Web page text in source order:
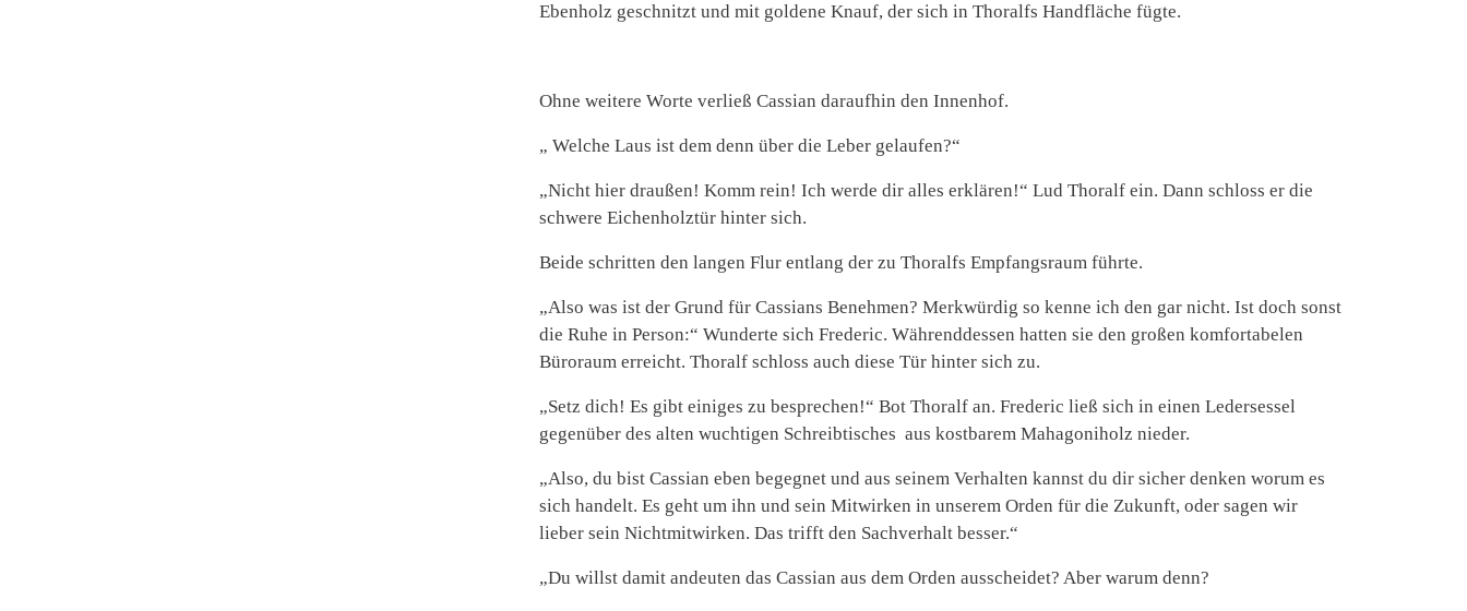
Ebenholz geschnitzt und mit goldene Knauf, der sich in Thoralfs Handfläche fügte.
Ohne weitere Worte verließ Cassian daraufhin den Innenhof.
„ Welche Laus ist dem denn über die Leber gelaufen?“
„Nicht hier draußen! Komm rein! Ich werde dir alles erklären!“ Lud Thoralf ein. Dann schloss er die
schwere Eichenholztür hinter sich.
Beide schritten den langen Flur entlang der zu Thoralfs Empfangsraum führte.
„Also was ist der Grund für Cassians Benehmen? Merkwürdig so kenne ich den gar nicht. Ist doch sonst
die Ruhe in Person:“ Wunderte sich Frederic. Währenddessen hatten sie den großen komfortabelen
Büroraum erreicht. Thoralf schloss auch diese Tür hinter sich zu.
„Setz dich! Es gibt einiges zu besprechen!“ Bot Thoralf an. Frederic ließ sich in einen Ledersessel
gegenüber des alten wuchtigen Schreibtisches aus kostbarem Mahagoniholz nieder.
„Also, du bist Cassian eben begegnet und aus seinem Verhalten kannst du dir sicher denken worum es
sich handelt. Es geht um ihn und sein Mitwirken in unserem Orden für die Zukunft, oder sagen wir
lieber sein Nichtmitwirken. Das trifft den Sachverhalt besser.“
„Du willst damit andeuten das Cassian aus dem Orden ausscheidet? Aber warum denn?